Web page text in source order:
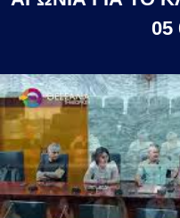
05